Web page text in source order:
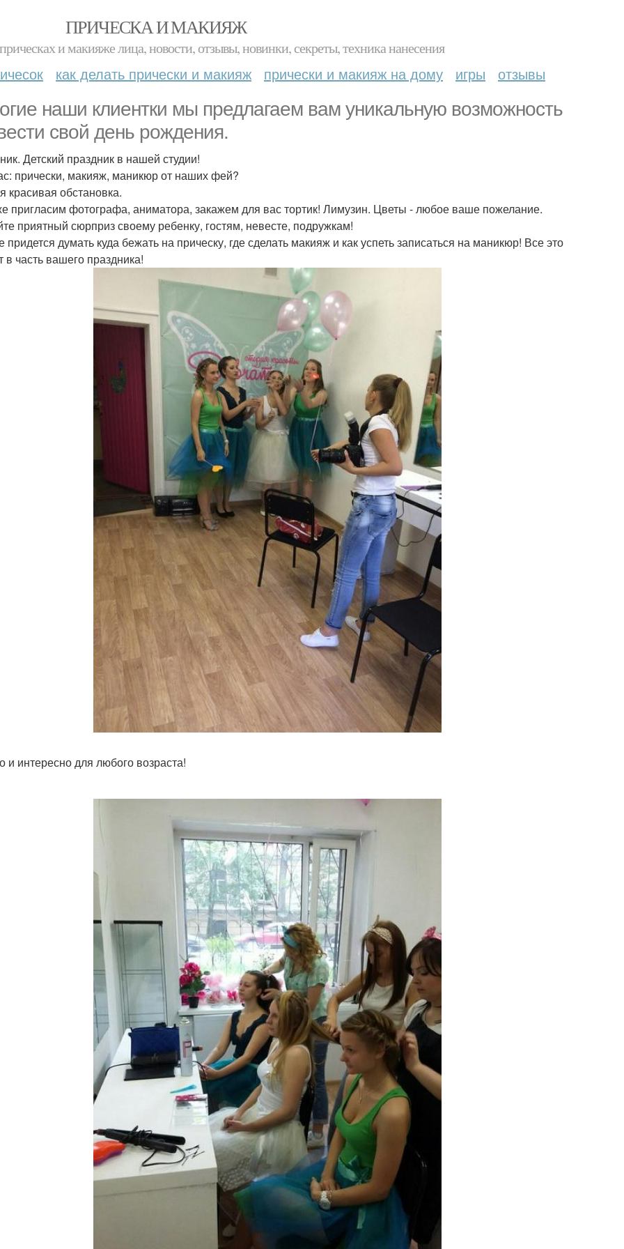
ПРИЧЕСКА И МАКИЯЖ
и макияже лица, новости, отзывы, новинки, секреты, техника нанесения
как делать прически и макияж прически и макияж на дому игры отзывы
наши клиентки мы предлагаем вам уникальную возможность
свой день рождения.
Детский праздник в нашей студии!
прически, макияж, маникюр от наших фей?
красивая обстановка.
пригласим фотографа, аниматора, закажем для вас тортик! Лимузин. Цветы - любое ваше пожелание.
приятный сюрприз своему ребенку, гостям, невесте, подружкам!
придется думать куда бежать на прическу, где сделать макияж и как успеть записаться на маникюр! Все это
в часть вашего праздника!
и интересно для любого возраста!